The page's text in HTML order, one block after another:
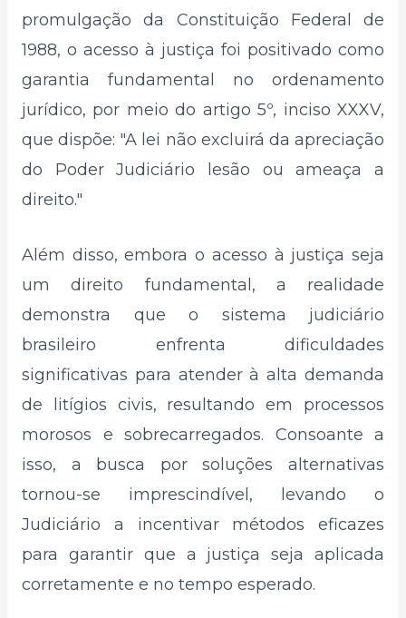
promulgação da Constituição Federal de
1988, o acesso à justiça foi positivado como
garantia fundamental no ordenamento
jurídico, por meio do artigo 5º, inciso XXXV,
que dispõe: "A lei não excluirá da apreciação
do Poder Judiciário lesão ou ameaça a
direito."
Além disso, embora o acesso à justiça seja
um direito fundamental, a realidade
demonstra que o sistema judiciário
brasileiro enfrenta dificuldades
significativas para atender à alta demanda
de litígios civis, resultando em processos
morosos e sobrecarregados. Consoante a
isso, a busca por soluções alternativas
tornou-se imprescindível, levando o
Judiciário a incentivar métodos eficazes
para garantir que a justiça seja aplicada
corretamente e no tempo esperado.